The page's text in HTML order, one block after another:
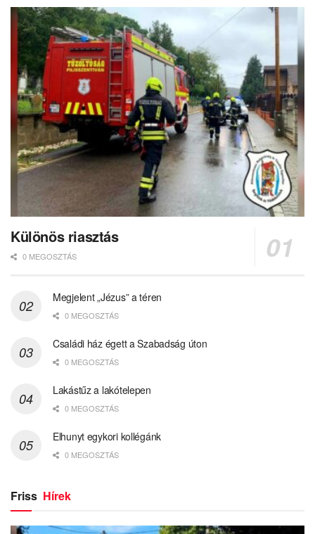
Különös riasztás
0 MEGOSZTÁS
Megjelent „Jézus” a téren
0 MEGOSZTÁS
Családi ház égett a Szabadság úton
0 MEGOSZTÁS
Lakástűz a lakótelepen
0 MEGOSZTÁS
Elhunyt egykori kollégánk
0 MEGOSZTÁS
Friss Hírek